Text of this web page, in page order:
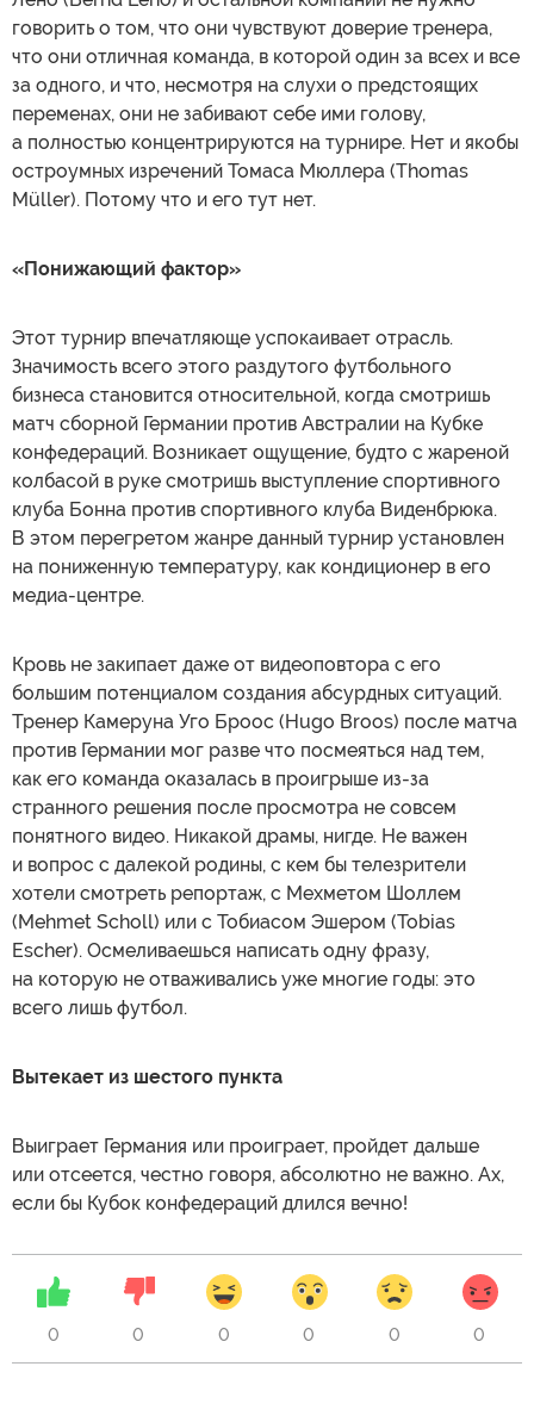
говорить о том, что они чувствуют доверие тренера,
что они отличная команда, в которой один за всех и все
за одного, и что, несмотря на слухи о предстоящих
переменах, они не забивают себе ими голову,
а полностью концентрируются на турнире. Нет и якобы
остроумных изречений Томаса Мюллера (Thomas
Müller). Потому что и его тут нет.
«Понижающий фактор»
Этот турнир впечатляюще успокаивает отрасль.
Значимость всего этого раздутого футбольного
бизнеса становится относительной, когда смотришь
матч сборной Германии против Австралии на Кубке
конфедераций. Возникает ощущение, будто с жареной
колбасой в руке смотришь выступление спортивного
клуба Бонна против спортивного клуба Виденбрюка.
В этом перегретом жанре данный турнир установлен
на пониженную температуру, как кондиционер в его
медиа-центре.
Кровь не закипает даже от видеоповтора с его
большим потенциалом создания абсурдных ситуаций.
Тренер Камеруна Уго Броос (Hugo Broos) после матча
против Германии мог разве что посмеяться над тем,
как его команда оказалась в проигрыше из-за
странного решения после просмотра не совсем
понятного видео. Никакой драмы, нигде. Не важен
и вопрос с далекой родины, с кем бы телезрители
хотели смотреть репортаж, с Мехметом Шоллем
(Mehmet Scholl) или с Тобиасом Эшером (Tobias
Escher). Осмеливаешься написать одну фразу,
на которую не отваживались уже многие годы: это
всего лишь футбол.
Вытекает из шестого пункта
Выиграет Германия или проиграет, пройдет дальше
или отсеется, честно говоря, абсолютно не важно. Ах,
если бы Кубок конфедераций длился вечно!
0 0 0 0 0 0